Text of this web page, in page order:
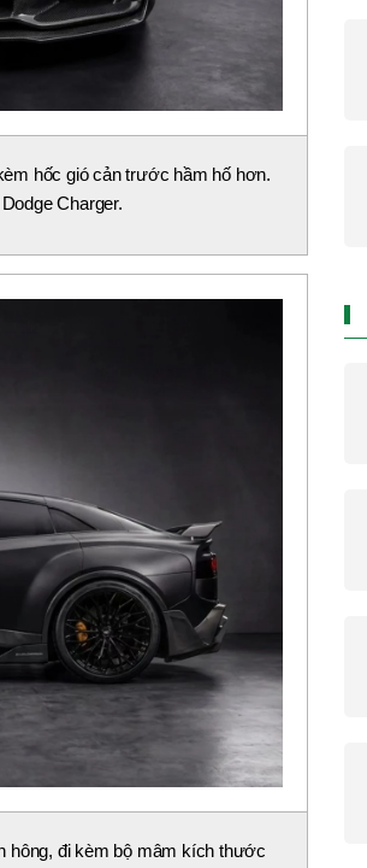
hốc gió cản trước hầm hố hơn.
Charger.
hông, đi kèm bộ mâm kích thước